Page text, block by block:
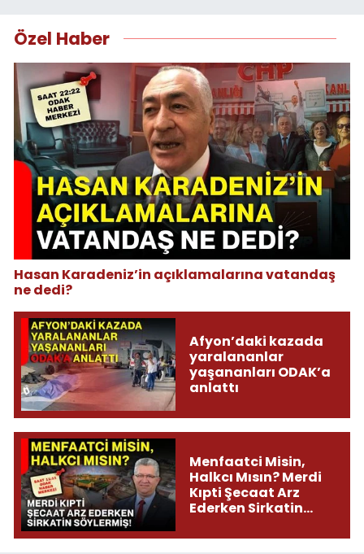
Özel Haber
Hasan Karadeniz’in açıklamalarına vatandaş
ne dedi?
Afyon’daki kazada
yaralananlar
yaşananları ODAK’a
anlattı
Menfaatci Misin,
Halkcı Mısın? Merdi
Kıpti Şecaat Arz
Ederken Sirkatin